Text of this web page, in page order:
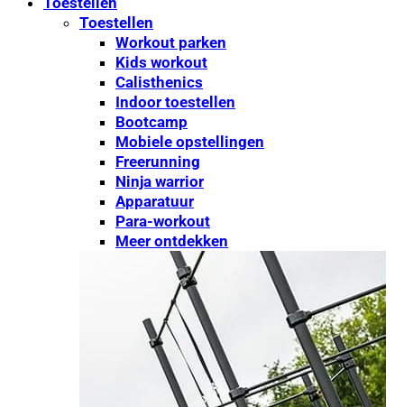
Toestellen
Workout parken
Kids workout
Calisthenics
Indoor toestellen
Bootcamp
Mobiele opstellingen
Freerunning
Ninja warrior
Apparatuur
Para-workout
Meer ontdekken